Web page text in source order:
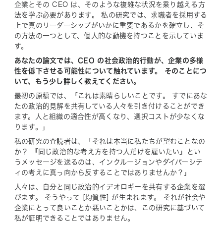
企業とその CEO は、そのような複雑な状況を乗り越える方
法を学ぶ必要があります。 私の研究では、求職者を採用する
上で真のリーダーシップがいかに重要であるかを確立し、そ
の方法の一つとして、個人的な動機を持つことを示していま
す。
あなたの論文では、CEO の社会政治的行動が、企業の多様
性を低下させる可能性について触れています。 そのことにつ
いて、もう少し詳しく教えてください。
最初の原稿では、「これは素晴らしいことです。 すでにあな
たの政治的見解を共有している人々を引き付けることができ
ます。人と組織の適合性が高くなり、選択コストが少なくな
ります。」
私の研究の査読者は、「それは本当に私たちが望むことなの
か？ 『同じ政治的な考え方を持つ人だけを雇いたい』とい
うメッセージを送るのは、インクルージョンやダイバーシテ
ィの考えに真っ向から反することではありませんか？」
人々は、自分と同じ政治的イデオロギーを共有する企業を選
びます。 そうやって [均質性] が生まれます。 それが社会や
企業にとって良いことか悪いことかは、この研究に基づいて
私が証明できることではありません。